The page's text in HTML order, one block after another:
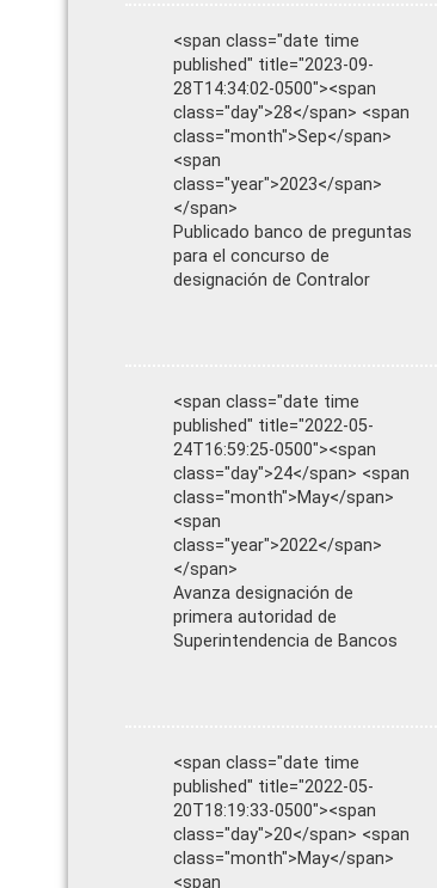
<span class="date time
published" title="2023-09-
28T14:34:02-0500"><span
class="day">28</span> <span
class="month">Sep</span>
<span
class="year">2023</span>
</span>
Publicado banco de preguntas
para el concurso de
designación de Contralor
<span class="date time
published" title="2022-05-
24T16:59:25-0500"><span
class="day">24</span> <span
class="month">May</span>
<span
class="year">2022</span>
</span>
Avanza designación de
primera autoridad de
Superintendencia de Bancos
<span class="date time
published" title="2022-05-
20T18:19:33-0500"><span
class="day">20</span> <span
class="month">May</span>
<span